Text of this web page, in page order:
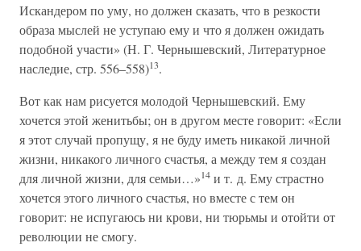
Искандером по уму, но должен сказать, что в резкости
образа мыслей не уступаю ему и что я должен ожидать
подобной участи» (Н. Г. Чернышевский, Литературное
наследие, стр. 556–558)13.
Вот как нам рисуется молодой Чернышевский. Ему
хочется этой женитьбы; он в другом месте говорит: «Если
я этот случай пропущу, я не буду иметь никакой личной
жизни, никакого личного счастья, а между тем я создан
для личной жизни, для семьи…»14 и т. д. Ему страстно
хочется этого личного счастья, но вместе с тем он
говорит: не испугаюсь ни крови, ни тюрьмы и отойти от
революции не смогу.